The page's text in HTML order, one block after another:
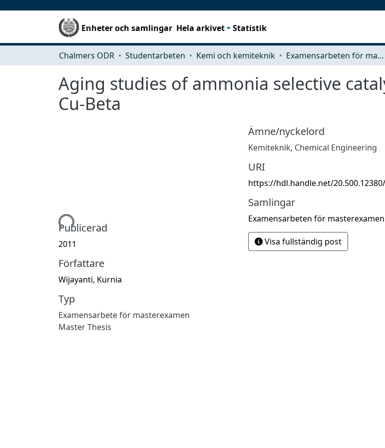
Enheter och samlingar Hela arkivet Statistik
Chalmers ODR Studentarbeten Kemi och kemiteknik Examensarbeten för masterexamen
Aging studies of ammonia selective
Cu-Beta
Hämtar...Publicerad
2011
Författare
Wijayanti, Kurnia
Typ
Examensarbete för masterexamen
Master Thesis
Ämne/nyckelord
Kemiteknik, Chemical Engineering
URI
https://hdl.handle.net/
Samlingar
Examensarbeten för masterexamen
Visa fullständig post